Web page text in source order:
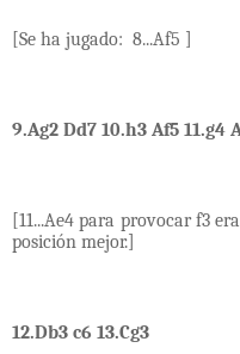
[Se ha jugado: 8...Af5 ]
9.Ag2 Dd7 10.h3 Af5 11.g4
[11...Ae4 para provocar f3
posición mejor.]
12.Db3 c6 13.Cg3